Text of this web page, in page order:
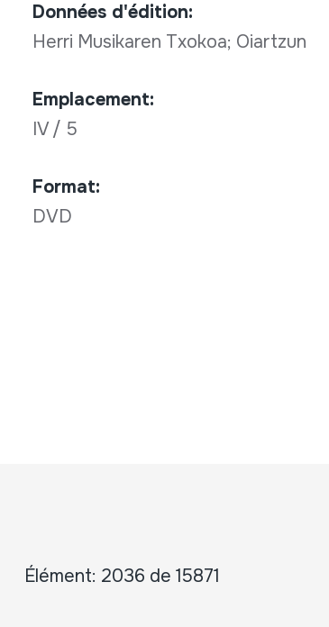
Données d'édition:
Herri Musikaren Txokoa; Oiartzun
Emplacement:
IV / 5
Format:
DVD
Élément: 2036 de 15871